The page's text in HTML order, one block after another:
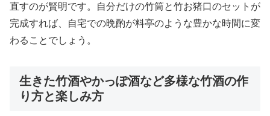
直すのが賢明です。自分だけの竹筒と竹お猪口のセットが
完成すれば、自宅での晩酌が料亭のような豊かな時間に変
わることでしょう。
生きた竹酒やかっぽ酒など多様な竹酒の作
り方と楽しみ方